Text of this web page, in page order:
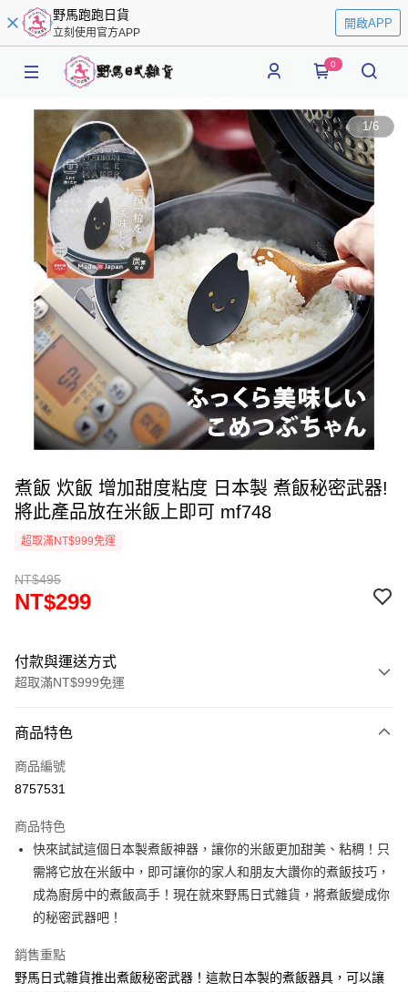
野馬跑跑日貨
立刻使用官方APP
開啟APP
0
1/6
煮飯 炊飯 增加甜度粘度 日本製 煮飯秘密武器!
將此產品放在米飯上即可 mf748
超取滿NT$999免運
NT$495
NT$299
付款與運送方式
超取滿NT$999免運
信用卡一次付款
信用卡分期付款
合作金庫商業銀行
華南商業銀行
彰化商業銀行
上海商業儲蓄銀行
台北富邦商業銀行
國泰世華商業銀行
兆豐國際商業銀行
臺灣中小企業銀行
聯邦商業銀行
元大商業銀行
永豐商業銀行
超商取貨付款
LINE Pay
Apple Pay
悠遊付
商品特色
商品編號
8757531
商品特色
快來試試這個日本製煮飯神器，讓你的米飯更加甜美、粘稠！只
需將它放在米飯中，即可讓你的家人和朋友大讚你的煮飯技巧，
成為廚房中的煮飯高手！現在就來野馬日式雜貨，將煮飯變成你
的秘密武器吧！
銷售重點
野馬日式雜貨推出煮飯秘密武器！這款日本製的煮飯器具，可以讓